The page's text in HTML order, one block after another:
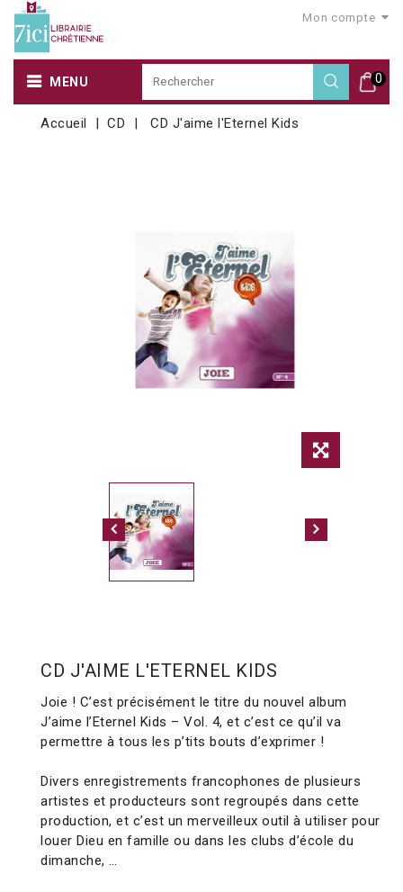
Mon compte
0
MENU
Accueil CD CD J'aime l'Eternel Kids
CD J'AIME L'ETERNEL KIDS
Joie ! C’est précisément le titre du nouvel album
J’aime l’Eternel Kids – Vol. 4, et c’est ce qu’il va
permettre à tous les p’tits bouts d’exprimer !
Divers enregistrements francophones de plusieurs
artistes et producteurs sont regroupés dans cette
production, et c’est un merveilleux outil à utiliser pour
louer Dieu en famille ou dans les clubs d’école du
dimanche, …